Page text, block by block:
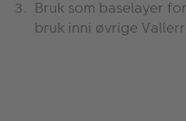
Bruk som baselayer
bruk inni øvrige